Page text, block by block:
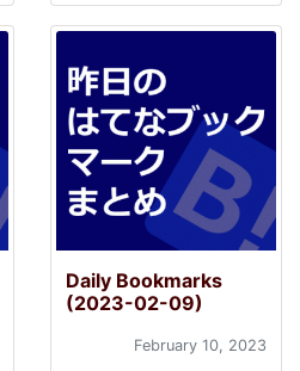
Daily Bookmarks
(2023-02-09)
February 10, 2023